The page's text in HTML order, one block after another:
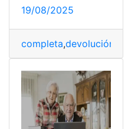
19/08/2025
completa,devolución